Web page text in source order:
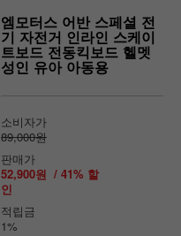
엠모터스 어반 스페셜 전
기 자전거 인라인 스케이
트보드 전동킥보드 헬멧
성인 유아 아동용
소비자가
89,000원
판매가
52,900원 / 41% 할
인
적립금
1%